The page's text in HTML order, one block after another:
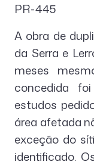
PR-445
A obra de
da Serra e
meses
concedida
estudos
área afetada
exceção do
identificado.